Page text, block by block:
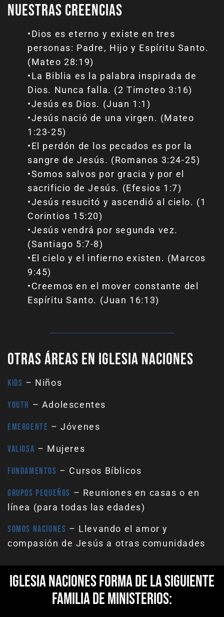
Nuestras Creencias
•Dios es eterno y existe en tres
personas: Padre, Hijo y Espíritu Santo.
(Mateo 28:19)
•La Biblia es la palabra inspirada de
Dios. Nunca falla. (2 Timoteo 3:16)
•Jesús es Dios. (Juan 1:1)
•Jesús nació de una virgen. (Mateo
1:23-25)
•El perdón de los pecados es por la
sangre de Jesús. (Romanos 3:24-25)
•Somos salvos por gracia y por el
sacrificio de Jesús. (Efesios 1:7)
•Jesús resucitó y ascendió al cielo. (1
Corintios 15:20)
•Jesús vendrá por segunda vez.
(Santiago 5:7-8)
•El cielo y el infierno existen. (Marcos
9:45)
•Creemos en el mover constante del
Espíritu Santo. (Juan 16:13)
Otras áreas en Iglesia Naciones
Kids – Niños
Youth – Adolescentes
Emergente – Jóvenes
Valiosa – Mujeres
Fundamentos – Cursos Bíblicos
Grupos Pequeños – Reuniones en casas o en
línea (para todas las edades)
Somos Naciones – Llevando el amor y
compasión de Jesús a otras comunidades
Iglesia Naciones forma de la siguiente
familia de ministerios: